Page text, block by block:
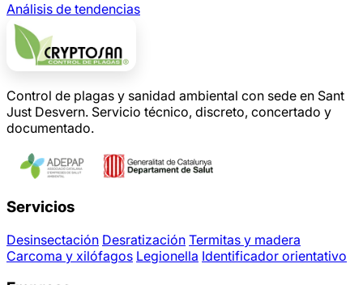
Análisis de tendencias
Control de plagas y sanidad ambiental con sede en Sant
Just Desvern. Servicio técnico, discreto, concertado y
documentado.
Servicios
Desinsectación Desratización Termitas y madera
Carcoma y xilófagos Legionella Identificador orientativo